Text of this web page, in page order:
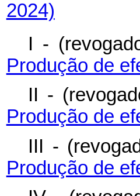
2024)
I -
Produção de
II -
Produção de
III -
Produção de